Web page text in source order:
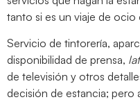
tanto si es un viaje de
Servicio de tintorería,
disponibilidad de prensa,
de televisión y otros
decisión de estancia; pero